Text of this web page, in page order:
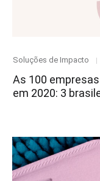
Category
Soluções de Impacto
As 100
em 2020: 3